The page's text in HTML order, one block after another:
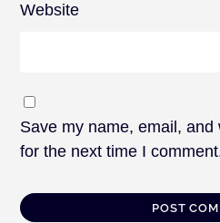
Website
Save my name, email,
for the next time I